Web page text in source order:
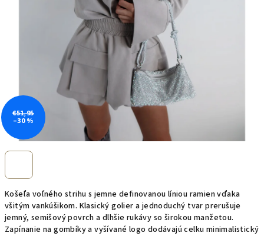
Košeľa voľného strihu s jemne definovanou líniou ramien vďaka
všitým vankúšikom. Klasický golier a jednoduchý tvar prerušuje
jemný, semišový povrch a dlhšie rukávy so širokou manžetou.
Zapínanie na gombíky a vyšívané logo dodávajú celku minimalistický
€51,95
–30 %